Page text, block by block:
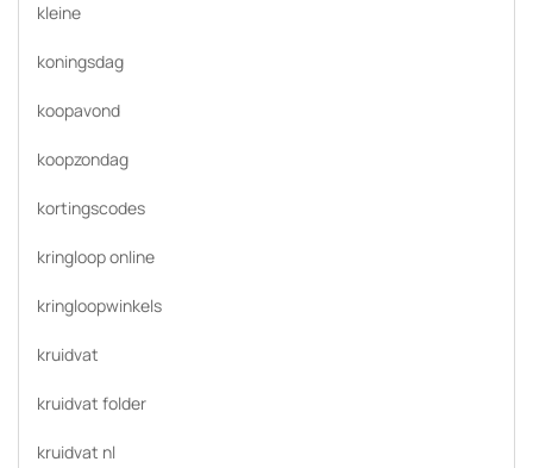
kleine
koningsdag
koopavond
koopzondag
kortingscodes
kringloop online
kringloopwinkels
kruidvat
kruidvat folder
kruidvat nl